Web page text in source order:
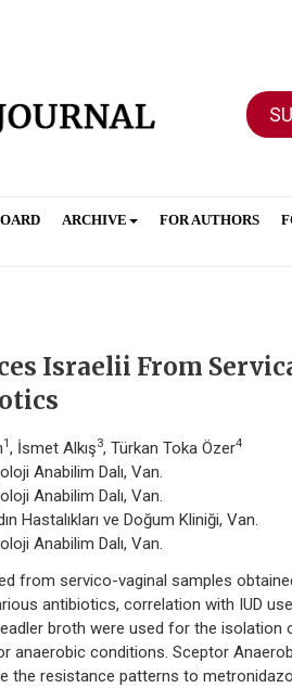
ARCHIVE FOR AUTHORS
Israelii From
1 , İsmet Alkış3, Türkan Toka Özer4
Anabilim Dalı, Van.
Anabilim Dalı, Van.
Hastalıkları ve Doğum Kliniği, Van.
Anabilim Dalı, Van.
from servico-vaginal samples
antibiotics, correlation with IUD
broth were used for the isolation
anaerobic conditions. Sceptor
resistance patterns to